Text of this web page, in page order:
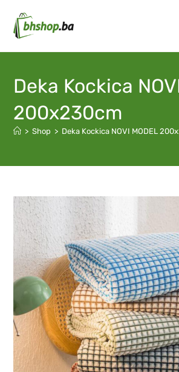
Deka Kockica
200x230cm
> Shop > Deka Kockica NOVI MODEL